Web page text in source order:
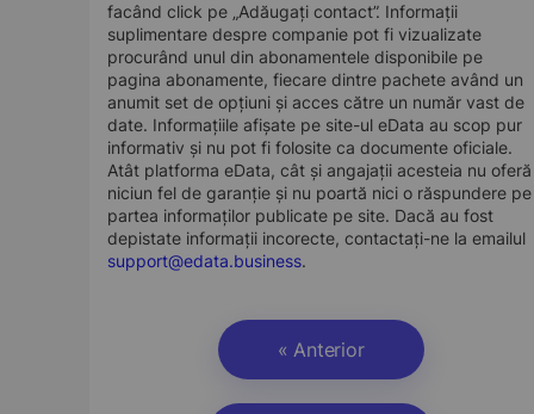
facând click pe „Adăugați contact”. Informații
suplimentare despre companie pot fi vizualizate
procurând unul din abonamentele disponibile pe
pagina abonamente, fiecare dintre pachete având un
anumit set de opțiuni și acces către un număr vast de
date. Informațiile afișate pe site-ul eData au scop pur
informativ și nu pot fi folosite ca documente oficiale.
Atât platforma eData, cât și angajații acesteia nu oferă
niciun fel de garanție și nu poartă nici o răspundere pe
partea informaților publicate pe site. Dacă au fost
depistate informații incorecte, contactați-ne la emailul
support@edata.business.
« Anterior